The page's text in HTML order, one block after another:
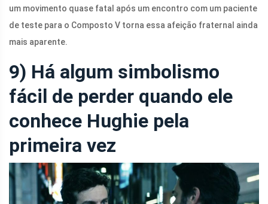
um movimento quase fatal após um encontro com um paciente
de teste para o Composto V torna essa afeição fraternal ainda
mais aparente.
9) Há algum simbolismo
fácil de perder quando ele
conhece Hughie pela
primeira vez